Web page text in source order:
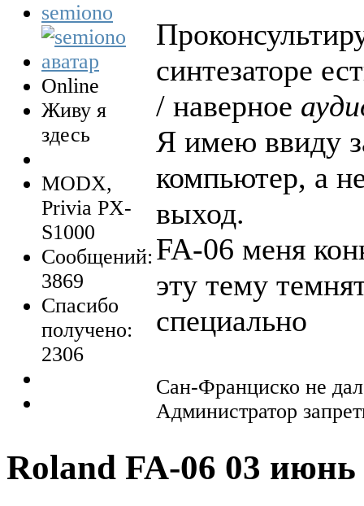
semiono
Online
Живу я
здесь
MODX,
Privia PX-
S1000
Сообщений:
3869
Спасибо
получено:
2306
синтезаторе
/ наверное
Я имею ввиду
компьютер, а
выход.
FA-06 меня
эту тему
специально
Сан-Франциско не
Администратор
Roland FA-06 03 июнь